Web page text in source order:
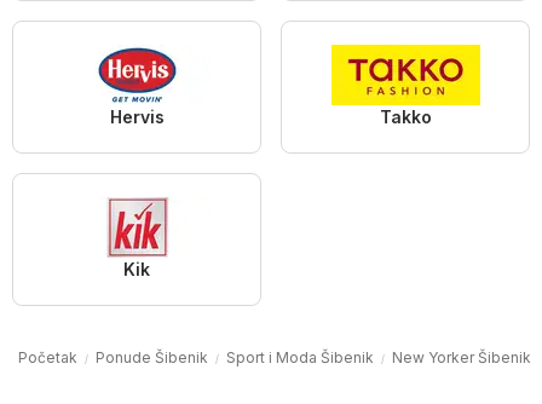
Hervis Takko
Kik
Početak Ponude Šibenik Sport i Moda Šibenik New Yorker Šibenik